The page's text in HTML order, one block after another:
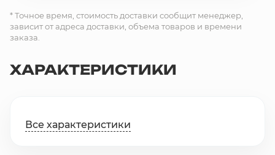
* Точное время, стоимость доставки сообщит менеджер,
зависит от адреса доставки, объема товаров и времени
заказа.
ХАРАКТЕРИСТИКИ
Все характеристики